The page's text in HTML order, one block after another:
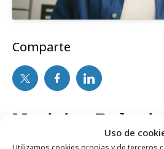
Uso de
Utilizamos cookies propias y de terceros
Comparte
Noticias